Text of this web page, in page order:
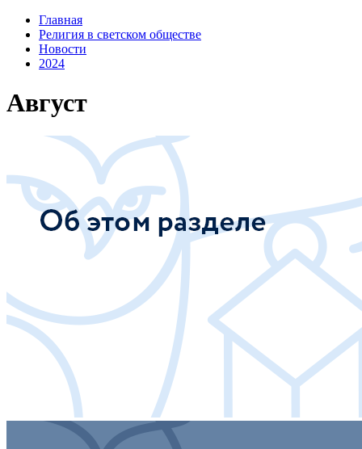
Главная
Религия в светском обществе
Новости
2024
Август